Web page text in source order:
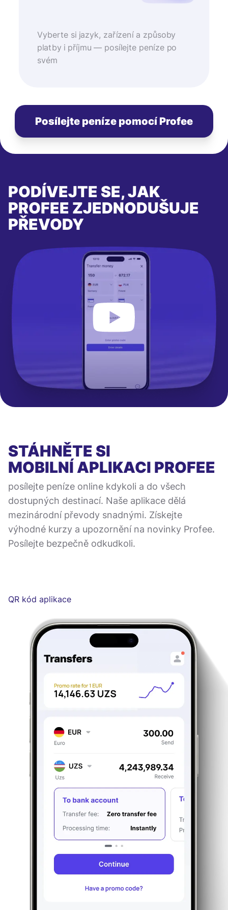
Vyberte si jazyk, zařízení a způsoby
platby i příjmu — posílejte peníze po
svém
Posílejte peníze pomocí Profee
PODÍVEJTE SE, JAK
PROFEE ZJEDNODUŠUJE
PŘEVODY
STÁHNĚTE SI
MOBILNÍ APLIKACI PROFEE
posílejte peníze online kdykoli a do všech
dostupných destinací. Naše aplikace dělá
mezinárodní převody snadnými. Získejte
výhodné kurzy a upozornění na novinky Profee.
Posílejte bezpečně odkudkoli.
QR kód aplikace